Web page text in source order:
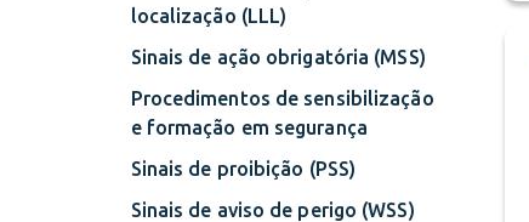
localização (LLL)
Sinais de ação obrigatória (MSS)
Procedimentos de sensibilização
e formação em segurança
Sinais de proibição (PSS)
Sinais de aviso de perigo (WSS)